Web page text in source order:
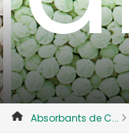
Absorbants de C...